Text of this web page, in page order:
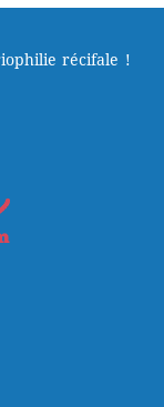
récifale !